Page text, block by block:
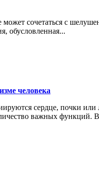
может сочетаться с
обусловленная...
человека
сердце, почки
важных функций.